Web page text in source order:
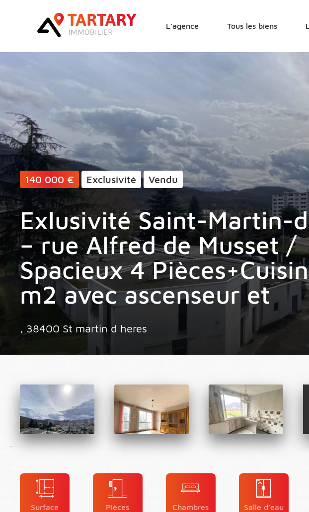
L’agence
Tous les biens
140 000 € Exclusivité Vendu
Exlusivité Saint-Martin-
– rue Alfred de Musset /
Spacieux 4
m2 avec ascenseur et
, 38400 St martin d heres
Surface Pièces Chambres Salle d’eau